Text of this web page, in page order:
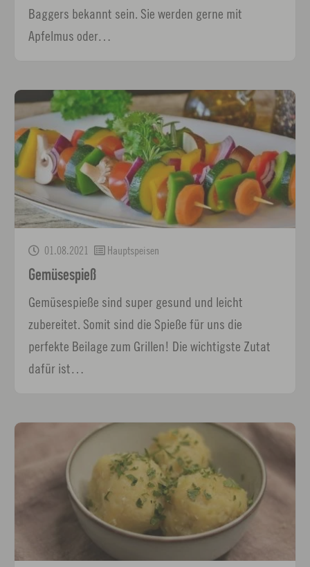
Baggers bekannt sein. Sie werden gerne mit
Apfelmus oder…
01.08.2021 Hauptspeisen
Gemüsespieß
Gemüsespieße sind super gesund und leicht
zubereitet. Somit sind die Spieße für uns die
perfekte Beilage zum Grillen! Die wichtigste Zutat
dafür ist…